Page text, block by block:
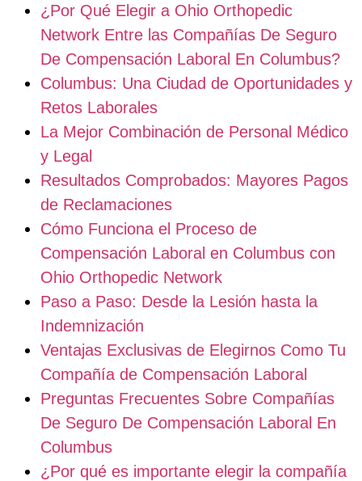
¿Por Qué Elegir a Ohio Orthopedic
Network Entre las Compañías De Seguro
De Compensación Laboral En Columbus?
Columbus: Una Ciudad de Oportunidades y
Retos Laborales
La Mejor Combinación de Personal Médico
y Legal
Resultados Comprobados: Mayores Pagos
de Reclamaciones
Cómo Funciona el Proceso de
Compensación Laboral en Columbus con
Ohio Orthopedic Network
Paso a Paso: Desde la Lesión hasta la
Indemnización
Ventajas Exclusivas de Elegirnos Como Tu
Compañía de Compensación Laboral
Preguntas Frecuentes Sobre Compañías
De Seguro De Compensación Laboral En
Columbus
¿Por qué es importante elegir la compañía